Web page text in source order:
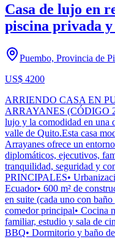
Casa de lujo en
piscina privada y
Puembo, Provincia de
US$ 4200
ARRIENDO CASA EN
ARRAYANES (CÓDIGO
lujo y la comodidad en una
valle de Quito.Esta casa
Arrayanes ofrece un
diplomáticos, ejecutivos,
tranquilidad, seguridad y
PRINCIPALES•
Ecuador• 600 m² de
en suite (cada uno con
comedor principal• Cocina
familiar, estudio y sala de
BBQ• Dormitorio y baño de